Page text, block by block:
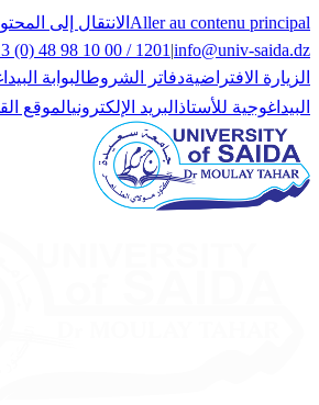
Aller au contenu principal الانتقال إلى
info@univ-saida.dz
|
(0) 48 98 10 00 / 1201
الزيارة الافتراضيةدفاتر الشروطالبوابة
البيداغوجية للأستاذ البريد الإلكترونيالموقع